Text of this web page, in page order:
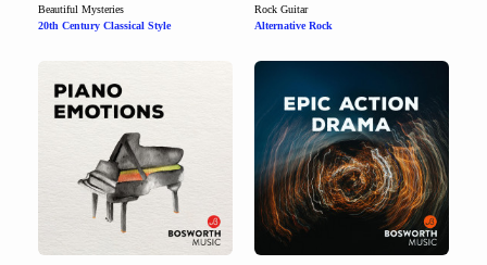
Beautiful Mysteries
20th Century Classical Style
Rock Guitar
Alternative Rock